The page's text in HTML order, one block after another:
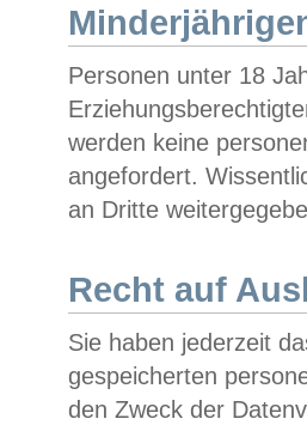
Personen unter 18
werden keine
angefordert.
an Dritte
Recht auf
Sie haben jederzeit
gespeicherten
den Zweck der